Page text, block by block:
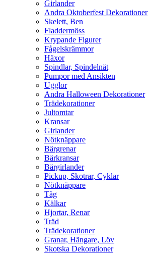
Girlander
Andra Oktoberfest Dekorationer
Skelett, Ben
Fladdermöss
Krypande Figurer
Fågelskrämmor
Häxor
Spindlar, Spindelnät
Pumpor med Ansikten
Ugglor
Andra Halloween Dekorationer
Trädekorationer
Jultomtar
Kransar
Girlander
Nötknäppare
Bärgrenar
Bärkransar
Bärgirlander
Pickup, Skotrar, Cyklar
Nötknäppare
Tåg
Kälkar
Hjortar, Renar
Träd
Trädekorationer
Granar, Hängare, Löv
Skotska Dekorationer